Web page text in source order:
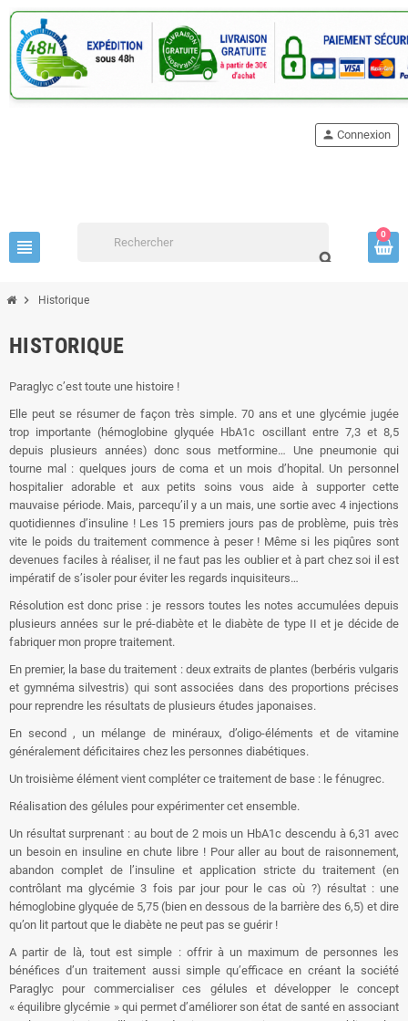
view_headline
search
person Connexion
0
chevron_right Historique
HISTORIQUE
Paraglyc c’est toute une histoire !
Elle peut se résumer de façon très simple. 70 ans et une glycémie jugée
trop importante (hémoglobine glyquée HbA1c oscillant entre 7,3 et 8,5
depuis plusieurs années) donc sous metformine… Une pneumonie qui
tourne mal : quelques jours de coma et un mois d’hopital. Un personnel
hospitalier adorable et aux petits soins vous aide à supporter cette
mauvaise période. Mais, parcequ’il y a un mais, une sortie avec 4 injections
quotidiennes d’insuline ! Les 15 premiers jours pas de problème, puis très
vite le poids du traitement commence à peser ! Même si les piqûres sont
devenues faciles à réaliser, il ne faut pas les oublier et à part chez soi il est
impératif de s’isoler pour éviter les regards inquisiteurs…
Résolution est donc prise : je ressors toutes les notes accumulées depuis
plusieurs années sur le pré-diabète et le diabète de type II et je décide de
fabriquer mon propre traitement.
En premier, la base du traitement : deux extraits de plantes (berbéris vulgaris
et gymnéma silvestris) qui sont associées dans des proportions précises
pour reprendre les résultats de plusieurs études japonaises.
En second , un mélange de minéraux, d’oligo-éléments et de vitamine
généralement déficitaires chez les personnes diabétiques.
Un troisième élément vient compléter ce traitement de base : le fénugrec.
Réalisation des gélules pour expérimenter cet ensemble.
Un résultat surprenant : au bout de 2 mois un HbA1c descendu à 6,31 avec
un besoin en insuline en chute libre ! Pour aller au bout de raisonnement,
abandon complet de l’insuline et application stricte du traitement (en
contrôlant ma glycémie 3 fois par jour pour le cas où ?) résultat : une
hémoglobine glyquée de 5,75 (bien en dessous de la barrière des 6,5) et dire
qu’on lit partout que le diabète ne peut pas se guérir !
A partir de là, tout est simple : offrir à un maximum de personnes les
bénéfices d’un traitement aussi simple qu’efficace en créant la société
Paraglyc pour commercialiser ces gélules et développer le concept
« équilibre glycémie » qui permet d’améliorer son état de santé en associant